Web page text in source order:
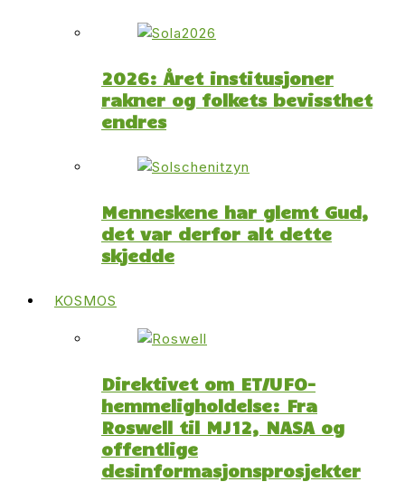
2026: Året institusjoner
rakner og folkets bevissthet
endres
Menneskene har glemt Gud,
det var derfor alt dette
skjedde
KOSMOS
Direktivet om ET/UFO-
hemmeligholdelse: Fra
Roswell til MJ12, NASA og
offentlige
desinformasjonsprosjekter